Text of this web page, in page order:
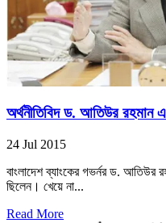
অর্থনীতিবিদ ড. আতিউর রহমান
24 Jul 2015
বাংলাদেশ ব্যাংকের গভর্নর ড. আতিউর
ছিলেন। খেয়ে না...
Read More